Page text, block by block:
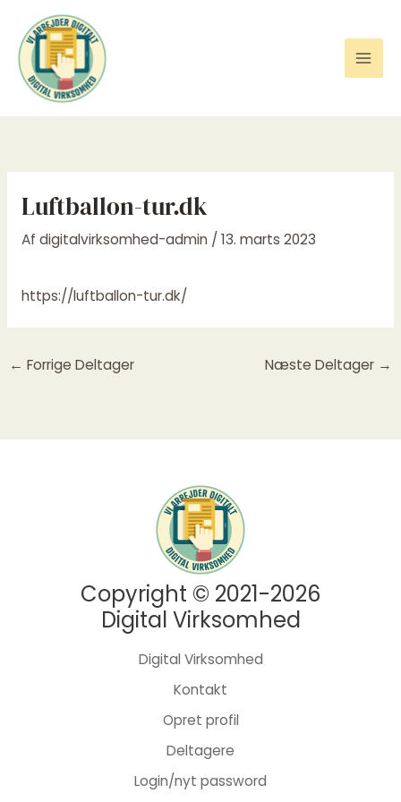
indholdet
Luftballon-tur.dk
Af digitalvirksomhed-admin / 13. marts 2023
https://luftballon-tur.dk/
← Forrige Deltager Næste Deltager →
Copyright © 2021-2026
Digital Virksomhed
Digital Virksomhed
Kontakt
Opret profil
Deltagere
Login/nyt password